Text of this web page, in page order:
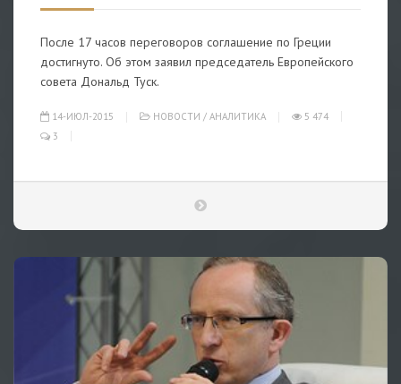
После 17 часов переговоров соглашение по Греции
достигнуто. Об этом заявил председатель Европейского
совета Дональд Туск.
14-ИЮЛ-2015 НОВОСТИ / АНАЛИТИКА
5 474
3